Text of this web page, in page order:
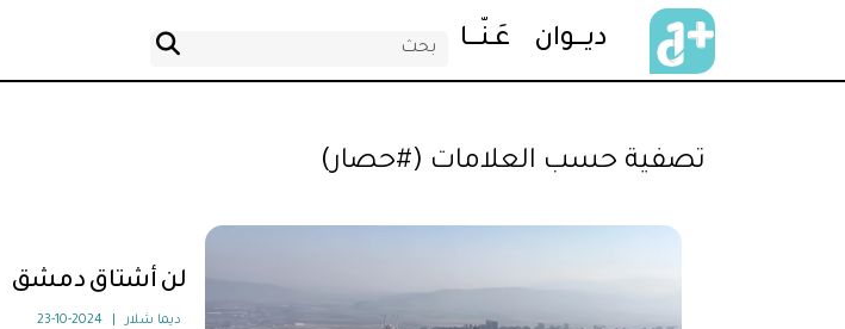
ديـــــوان عَــنّـــــا
تصفية حسب العلامات (#حصار)
لن أشتاق دمشق
ديما شلار 2024-10-23